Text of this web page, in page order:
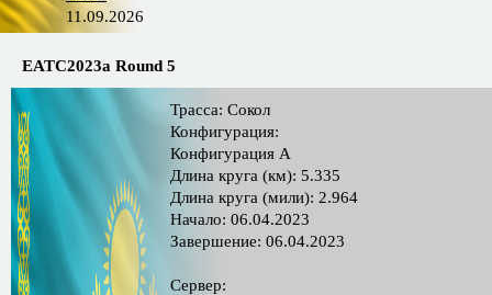
11.09.2026
EATC2023a Round 5
Трасса: Сокол
Конфигурация:
Конфигурация А
Длина круга (км): 5.335
Длина круга (мили): 2.964
Начало: 06.04.2023
Завершение: 06.04.2023
Сервер: